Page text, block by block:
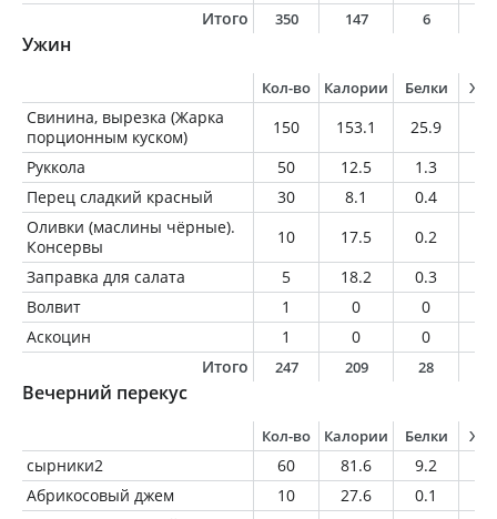
Итого 350 147 6
Ужин
Кол-во Калории Белки
Свинина, вырезка (Жарка
порционным куском)
150 153.1 25.9
Руккола
50 12.5 1.3
Перец сладкий красный
30 8.1 0.4
Оливки (маслины чёрные).
Консервы
10 17.5 0.2
Заправка для салата
5 18.2 0.3
Волвит
1 0 0
Аскоцин
1 0 0
Итого
247 209 28
Вечерний перекус
Кол-во Калории Белки
сырники2 60 81.6 9.2
Абрикосовый джем
10 27.6 0.1